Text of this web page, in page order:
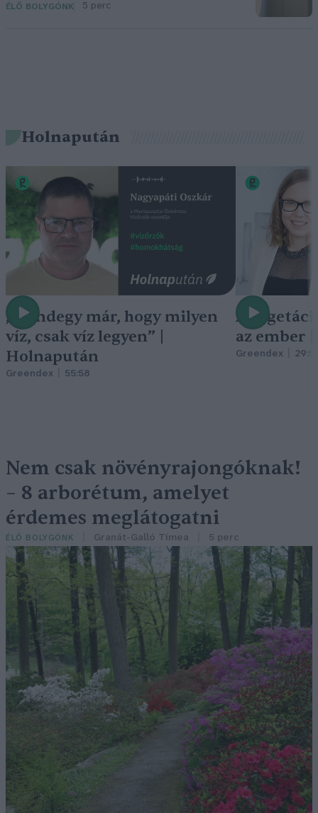
ÉLŐ BOLYGÓNK 5 perc
Holnapután
„Mindegy már, hogy milyen
víz, csak víz legyen” |
Holnapután
Greendex 55:58
A
az ember
Greendex
Nem csak növényrajongóknak!
– 8 arborétum, amelyet
érdemes meglátogatni
ÉLŐ BOLYGÓNK Granát-Galló Tímea 5 perc